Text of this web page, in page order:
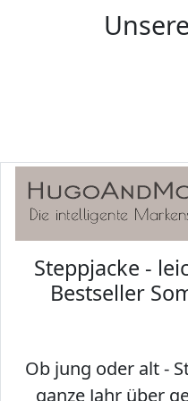
Steppjacke -
Bestseller
Ob jung oder alt -
ganze Jahr über